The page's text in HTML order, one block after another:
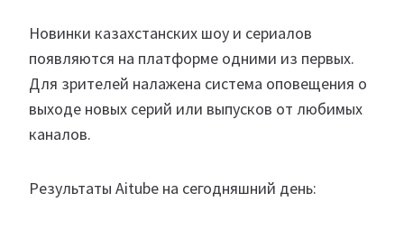
Новинки казахстанских шоу и сериалов
появляются на платформе одними из первых.
Для зрителей налажена система оповещения о
выходе новых серий или выпусков от любимых
каналов.
Результаты Aitube на сегодняшний день: